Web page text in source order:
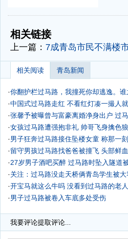
-
相关链接
上一篇： 7成青岛市民不满楼
相关阅读 青岛新闻
·你翻护栏过马路，我撞死你却逃逸。谁
·中国式过马路走红 不看红灯凑一撮人
·张馨予被曝曾与富豪离婚净身出户 过
·女孩过马路遭强抱非礼 帅哥飞身擒色
·男子狂奔过马路接住坠楼女童 称那一
·留守男孩过马路找爸爸被撞飞 头部鲜
·27岁男子酒吧买醉 过马路时坠入隧道
·关注：过马路没走天桥俩青岛学生被大
·开宝马就这么牛吗 没看到过马路的老
·男子过马路被卷入车底多处受伤
我要评论提取评论...